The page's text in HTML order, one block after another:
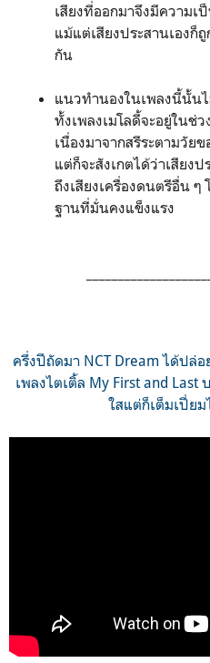
เสียงที่ออกมาจึงมีความเ
แม้แต่เสียงประสานเองก็
กัน
แนวทำนองในเพลงนี้นั้น
ทั้งเพลงเมโลดี้จะอยู่ในช่
เนื่องมาจากสรีระตามวัย
แต่ก็จะสังเกตได้ว่าเสียง
ถึงเสียงเครื่องดนตรีอื่น ๆ
ฐานที่มั่นคงแข็งแรง
ครึ่งปีถัดมา NCT Dream ได้ปล่
เพลงไตเติ้ล My First and
ใสแต่ก็เต็มเปี่ย